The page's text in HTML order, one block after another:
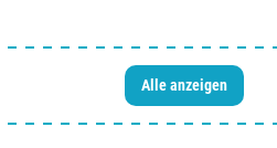
Alle anzeigen